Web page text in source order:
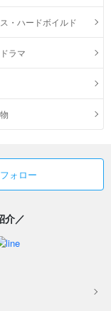
・ハードボイルド
ラマ
ォロー
介／